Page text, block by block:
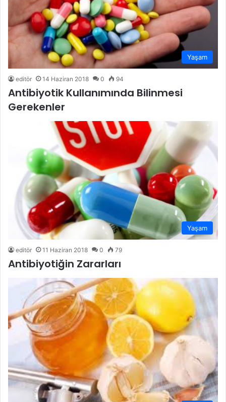
Yaşam
editör 14 Haziran 2018 0 94
Antibiyotik Kullanımında Bilinmesi
Gerekenler
Yaşam
editör 11 Haziran 2018 0 79
Antibiyotiğin Zararları